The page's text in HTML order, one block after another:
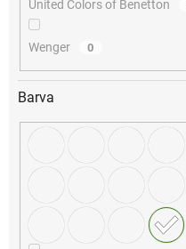
United Colors of Benetton
Wenger 0
Barva